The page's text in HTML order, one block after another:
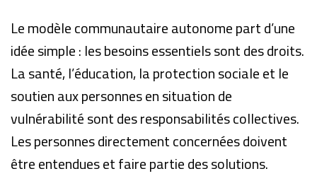
Le modèle communautaire autonome part d’une
idée simple : les besoins essentiels sont des droits.
La santé, l’éducation, la protection sociale et le
soutien aux personnes en situation de
vulnérabilité sont des responsabilités collectives.
Les personnes directement concernées doivent
être entendues et faire partie des solutions.